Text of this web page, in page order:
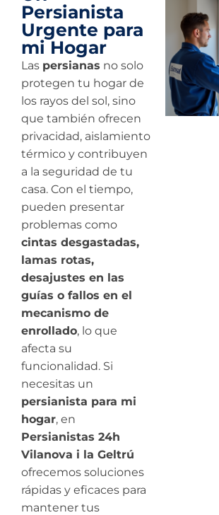
Persianista
Urgente para
mi Hogar
Las persianas no solo
protegen tu hogar de
los rayos del sol, sino
que también ofrecen
privacidad, aislamiento
térmico y contribuyen
a la seguridad de tu
casa. Con el tiempo,
pueden presentar
problemas como
cintas desgastadas,
lamas rotas,
desajustes en las
guías o fallos en el
mecanismo de
enrollado, lo que
afecta su
funcionalidad. Si
necesitas un
persianista para mi
hogar, en
Persianistas 24h
Vilanova i la Geltrú
ofrecemos soluciones
rápidas y eficaces para
mantener tus